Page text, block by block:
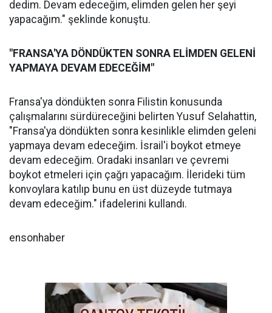
dedim. Devam edeceğim, elimden gelen her şeyi
yapacağım." şeklinde konuştu.
"FRANSA'YA DÖNDÜKTEN SONRA ELİMDEN GELENİ
YAPMAYA DEVAM EDECEĞİM"
Fransa'ya döndükten sonra Filistin konusunda
çalışmalarını sürdüreceğini belirten Yusuf Selahattin,
"Fransa'ya döndükten sonra kesinlikle elimden geleni
yapmaya devam edeceğim. İsrail'i boykot etmeye
devam edeceğim. Oradaki insanları ve çevremi
boykot etmeleri için çağrı yapacağım. İlerideki tüm
konvoylara katılıp bunu en üst düzeyde tutmaya
devam edeceğim." ifadelerini kullandı.
ensonhaber